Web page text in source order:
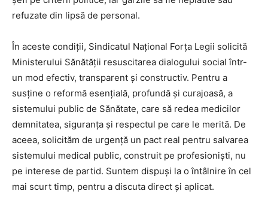
refuzate din lipsă de personal.
În aceste condiții, Sindicatul Național Forța Legii solicită
Ministerului Sănătății resuscitarea dialogului social într-
un mod efectiv, transparent și constructiv. Pentru a
susține o reformă esențială, profundă și curajoasă, a
sistemului public de Sănătate, care să redea medicilor
demnitatea, siguranța și respectul pe care le merită. De
aceea, solicităm de urgență un pact real pentru salvarea
sistemului medical public, construit pe profesioniști, nu
pe interese de partid. Suntem dispuși la o întâlnire în cel
mai scurt timp, pentru a discuta direct și aplicat.